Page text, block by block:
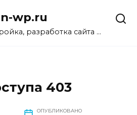
n-wp.ru
разработка сайта …
403
ОПУБЛИКОВАНО